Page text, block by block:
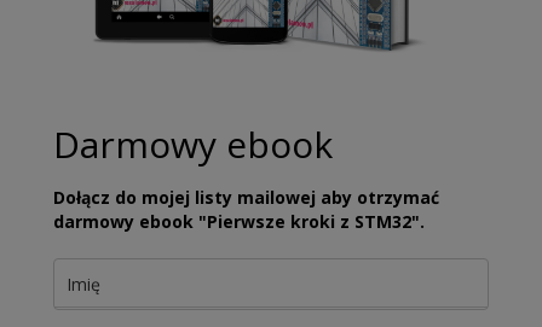
Darmowy ebook
Dołącz do mojej listy mailowej aby otrzymać
darmowy ebook "Pierwsze kroki z STM32".